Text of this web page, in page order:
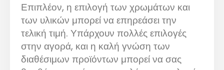
Επιπλέον, η επιλογή των χρωμάτων και
των υλικών μπορεί να επηρεάσει την
τελική τιμή. Υπάρχουν πολλές επιλογές
στην αγορά, και η καλή γνώση των
διαθέσιμων προϊόντων μπορεί να σας